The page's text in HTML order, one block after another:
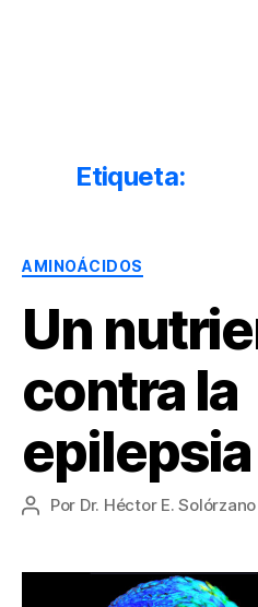
Terapia
Bioquímica
Salud
Nutrición
Etiqueta:
AMINOÁCIDOS
Un
contra la
epilepsia
Autor
entrada
Por Dr. Héctor E.